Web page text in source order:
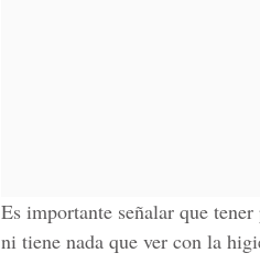
Es importante señalar que
ni tiene nada que ver con la